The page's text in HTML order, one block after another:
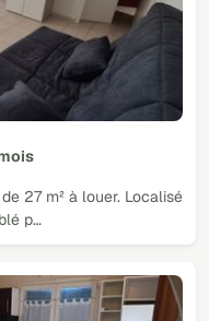
27 m² à louer. Localisé
p…